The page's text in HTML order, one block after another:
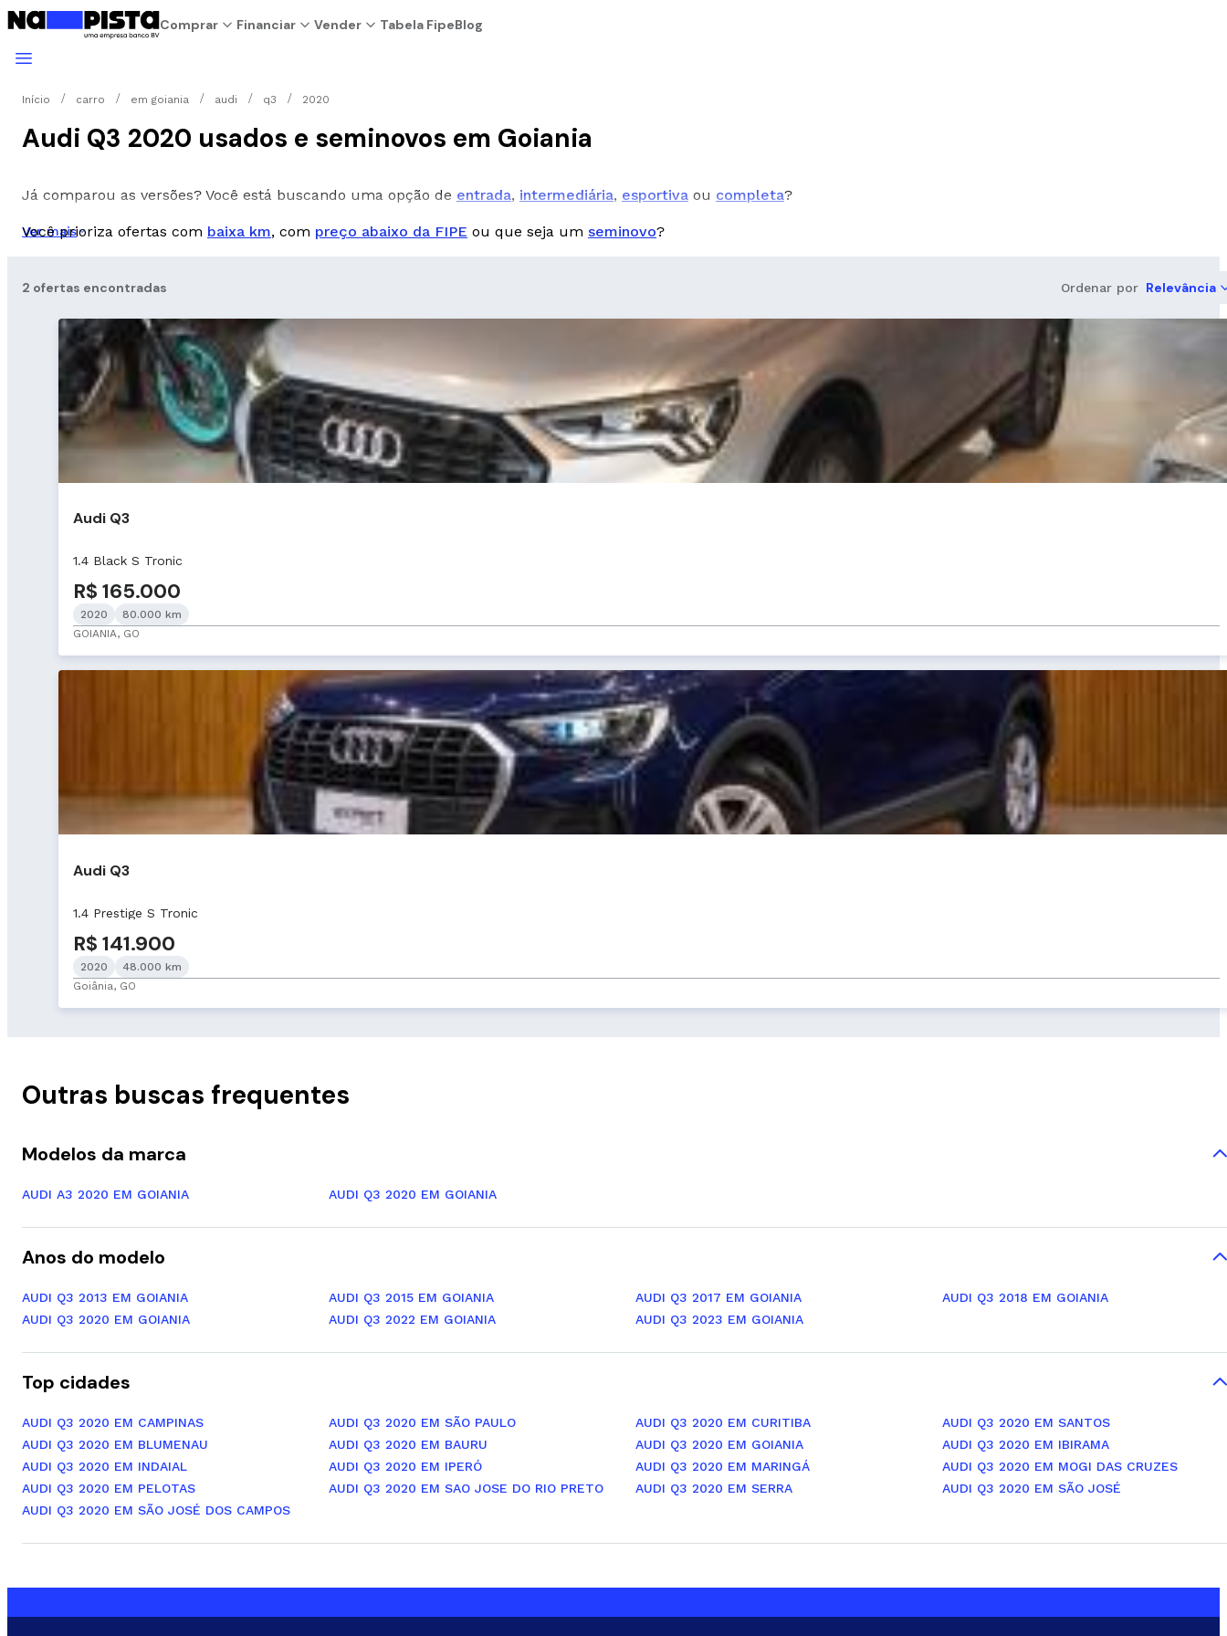
Comprar Financiar Vender Tabela FipeBlog
Início carro em goiania audi q3 2020
Audi Q3 2020 usados e seminovos em Goiania
Já comparou as versões? Você está buscando uma opção de entrada, intermediária, esportiva ou completa?
Você prioriza ofertas com baixa km, com preço abaixo da FIPE ou que seja um seminovo?
Ver mais
2 ofertas encontradas Ordenar por Relevância
Audi Q3
1.4 Black S Tronic
R$ 165.000
2020
80.000 km
GOIANIA, GO
Audi Q3
1.4 Prestige S Tronic
R$ 141.900
2020
48.000 km
Goiânia, GO
Outras buscas frequentes
Modelos da marca
AUDI A3 2020 EM GOIANIA AUDI Q3 2020 EM GOIANIA
Anos do modelo
AUDI Q3 2013 EM GOIANIA AUDI Q3 2015 EM GOIANIA AUDI Q3 2017 EM GOIANIA
AUDI Q3 2018 EM GOIANIA
AUDI Q3 2020 EM GOIANIA
AUDI Q3 2022 EM GOIANIA AUDI Q3 2023 EM GOIANIA
Top cidades
AUDI Q3 2020 EM CAMPINAS AUDI Q3 2020 EM SÃO PAULO AUDI Q3 2020 EM CURITIBA
AUDI Q3 2020 EM SANTOS
AUDI Q3 2020 EM BLUMENAU
AUDI Q3 2020 EM BAURU AUDI Q3 2020 EM GOIANIA
AUDI Q3 2020 EM IBIRAMA
AUDI Q3 2020 EM INDAIAL
AUDI Q3 2020 EM IPERÓ AUDI Q3 2020 EM MARINGÁ
AUDI Q3 2020 EM MOGI DAS CRUZES
AUDI Q3 2020 EM PELOTAS
AUDI Q3 2020 EM SAO JOSE DO RIO PRETO AUDI Q3 2020 EM SERRA
AUDI Q3 2020 EM SÃO JOSÉ
AUDI Q3 2020 EM SÃO JOSÉ DOS CAMPOS